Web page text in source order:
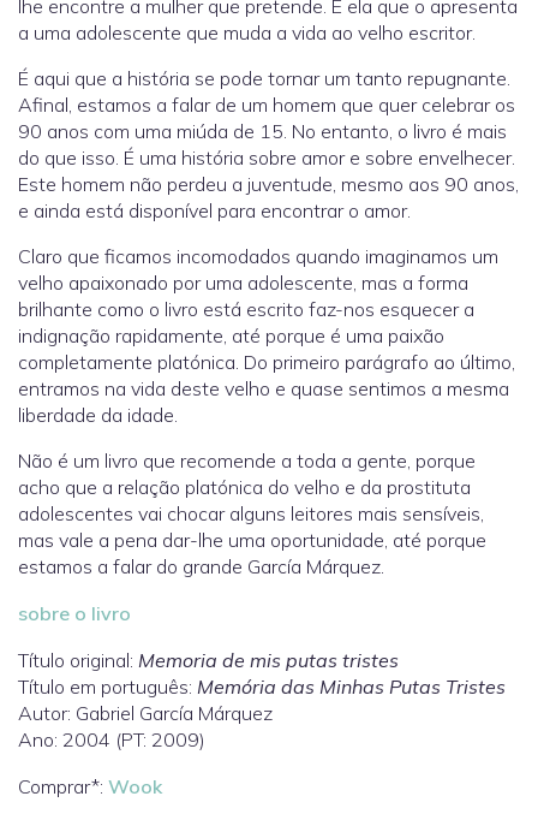
lhe encontre a mulher que pretende. É ela que o apresenta
a uma adolescente que muda a vida ao velho escritor.
É aqui que a história se pode tornar um tanto repugnante.
Afinal, estamos a falar de um homem que quer celebrar os
90 anos com uma miúda de 15. No entanto, o livro é mais
do que isso. É uma história sobre amor e sobre envelhecer.
Este homem não perdeu a juventude, mesmo aos 90 anos,
e ainda está disponível para encontrar o amor.
Claro que ficamos incomodados quando imaginamos um
velho apaixonado por uma adolescente, mas a forma
brilhante como o livro está escrito faz-nos esquecer a
indignação rapidamente, até porque é uma paixão
completamente platónica. Do primeiro parágrafo ao último,
entramos na vida deste velho e quase sentimos a mesma
liberdade da idade.
Não é um livro que recomende a toda a gente, porque
acho que a relação platónica do velho e da prostituta
adolescentes vai chocar alguns leitores mais sensíveis,
mas vale a pena dar-lhe uma oportunidade, até porque
estamos a falar do grande García Márquez.
sobre o livro
Título original: Memoria de mis putas tristes
Título em português: Memória das Minhas Putas Tristes
Autor: Gabriel García Márquez
Ano: 2004 (PT: 2009)
Comprar*: Wook